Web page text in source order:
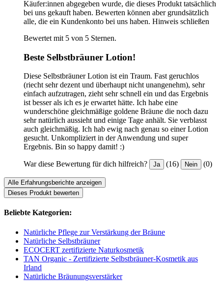
Käufer:innen abgegeben wurde, die dieses Produkt tatsächlich
bei uns gekauft haben. Bewerten können aber grundsätzlich
alle, die ein Kundenkonto bei uns haben. Hinweis schließen
Bewertet mit 5 von 5 Sternen.
Beste Selbstbräuner Lotion!
Diese Selbstbräuner Lotion ist ein Traum. Fast geruchlos
(riecht sehr dezent und überhaupt nicht unangenehm), sehr
einfach aufzutragen, zieht sehr schnell ein und das Ergebnis
ist besser als ich es je erwartet hätte. Ich habe eine
wunderschöne gleichmäßige goldene Bräune die noch dazu
sehr natürlich aussieht und einige Tage anhält. Sie verblasst
auch gleichmäßig. Ich hab ewig nach genau so einer Lotion
gesucht. Unkompliziert in der Anwendung und super
Ergebnis. Bin so happy damit! :)
War diese Bewertung für dich hilfreich? Ja (16) Nein (0)
Alle Erfahrungsberichte anzeigen
Dieses Produkt bewerten
Beliebte Kategorien:
Natürliche Pflege zur Verstärkung der Bräune
Natürliche Selbstbräuner
ECOCERT zertifizierte Naturkosmetik
TAN Organic - Zertifizierte Selbstbräuner-Kosmetik aus
Irland
Natürliche Bräunungsverstärker